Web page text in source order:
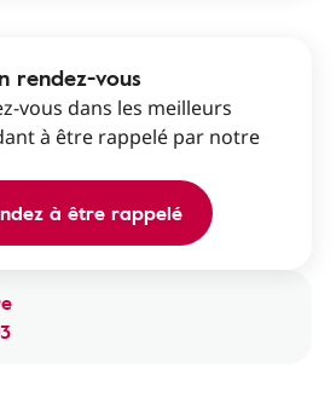
rendez-vous
vous dans les meilleurs
à être rappelé par notre
à être rappelé